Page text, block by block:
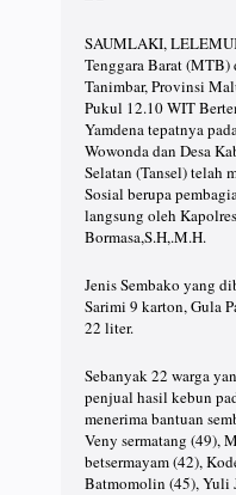
SAUMLAKI,
Tenggara Barat
Tanimbar, Provinsi
Pukul 12.10 WIT
Yamdena tepatnya
Wowonda dan Desa
Selatan (Tansel) telah
Sosial berupa
langsung oleh
Bormasa,S.H,.M.H.
Jenis Sembako yang
Sarimi 9 karton, Gula
22 liter.
Sebanyak 22 warga
penjual hasil kebun
menerima bantuan
Veny sermatang (49),
betsermayam (42),
Batmomolin (45), Yuli